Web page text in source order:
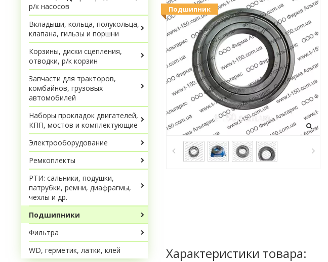
Подшипник
Характеристики товара:
р/к насосов
Вкладыши, кольца, полукольца,
клапана, гильзы и поршни
Корзины, диски сцепления,
отводки, р/к корзин
Запчасти для тракторов,
комбайнов, грузовых
автомобилей
Наборы прокладок двигателей,
КПП, мостов и комплектующие
Электрооборудование
Ремкоплекты
РТИ: сальники, подушки,
патрубки, ремни, диафрагмы,
чехлы и др.
Подшипники
Фильтра
WD, герметик, латки, клей